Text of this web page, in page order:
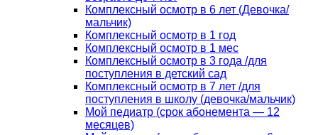
Комплексный осмотр в 6 лет (Девочка/
мальчик)
Комплексный осмотр в 1 год
Комплексный осмотр в 1 мес
Комплексный осмотр в 3 года /для
поступления в детский сад
Комплексный осмотр в 7 лет /для
поступления в школу (девочка/мальчик)
Мой педиатр (срок абонемента — 12
месяцев)